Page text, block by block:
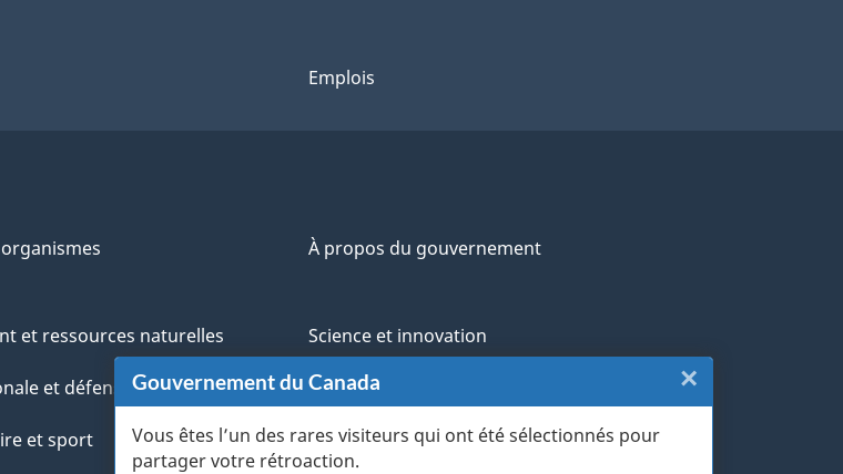
Gouvernement du Canada
Vous êtes l’un des rares visiteurs qui ont été sélectionnés pour
partager votre rétroaction.
×
Emplois
À propos du gouvernement
et ressources naturelles
et défense
et sport
Science et innovation
Autochtones
Vétérans et militaires